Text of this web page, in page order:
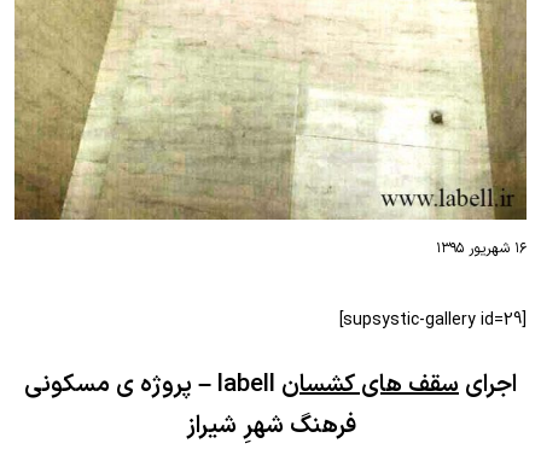
۱۶ شهریور ۱۳۹۵
[supsystic-gallery id=29]
اجرای سقف های کشسان
labell – پروژه ی مسکونی
فرهنگ شهرِ شیراز